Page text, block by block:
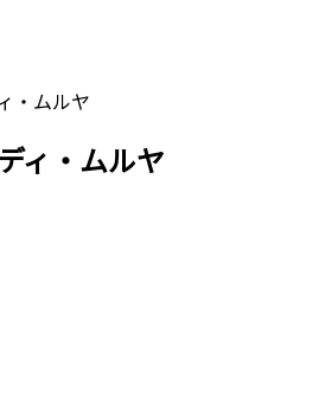
・ムルヤ
ィ・ムルヤ